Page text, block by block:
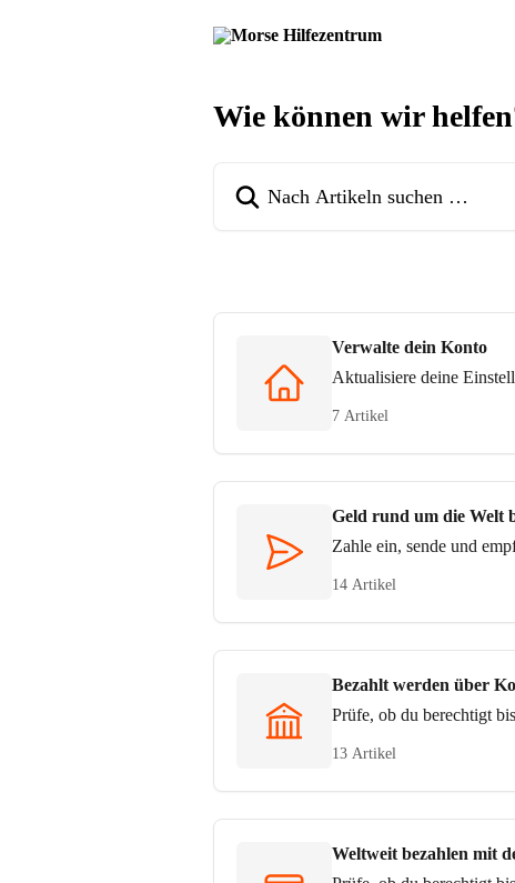
Wie können wir
Verwalte dein Konto
Aktualisiere deine
7 Artikel
Geld rund um die Welt
Zahle ein, sende und
14 Artikel
Bezahlt werden über
Prüfe, ob du berechtigt
13 Artikel
Weltweit bezahlen mit